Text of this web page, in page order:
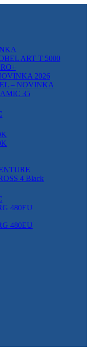
ART T 5000
2026
– NOVINKA
35
4 Black
480EU
480EU